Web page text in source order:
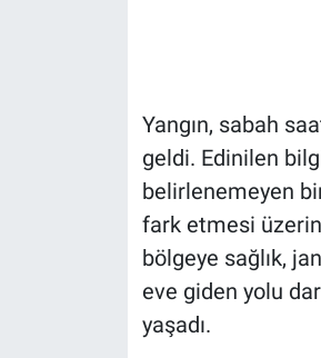
Yangın, sabah
geldi. Edinilen
belirlenemeyen
fark etmesi
bölgeye sağlık,
eve giden yolu
yaşadı.